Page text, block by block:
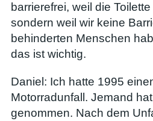
barrierefrei, weil die
sondern weil wir keine
behinderten Menschen
das ist wichtig.
Daniel: Ich hatte 1995
Motorradunfall. Jemand
genommen. Nach dem